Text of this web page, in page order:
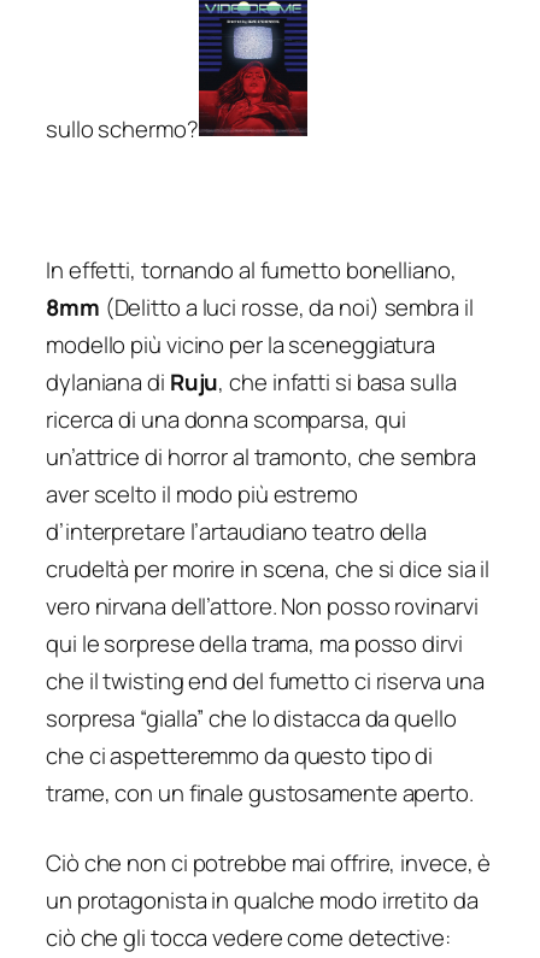
sullo schermo?
In effetti, tornando al fumetto bonelliano,
8mm (Delitto a luci rosse, da noi) sembra il
modello più vicino per la sceneggiatura
dylaniana di Ruju, che infatti si basa sulla
ricerca di una donna scomparsa, qui
un’attrice di horror al tramonto, che sembra
aver scelto il modo più estremo
d’interpretare l’artaudianoteatro della
crudeltà per morire in scena, che si dice sia il
vero nirvana dell’attore. Non posso rovinarvi
qui le sorprese della trama, ma posso dirvi
che iltwisting enddel fumetto ci riserva una
sorpresa “gialla” che lo distacca da quello
che ci aspetteremmo da questo tipo di
trame, con un finale gustosamente aperto.
Ciò che non ci potrebbe mai offrire, invece, è
un protagonista in qualche modo irretito da
ciò che gli tocca vedere come detective: